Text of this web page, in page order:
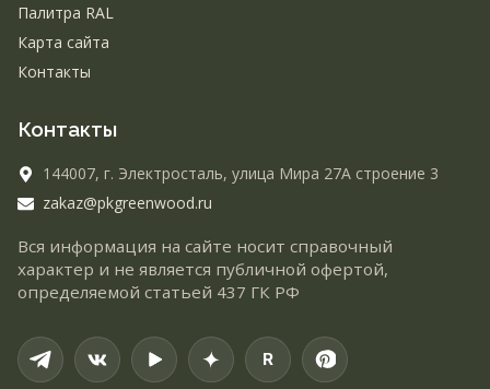
Палитра RAL
Карта сайта
Контакты
Контакты
144007, г. Электросталь, улица Мира 27А строение 3
zakaz@pkgreenwood.ru
Вся информация на сайте носит справочный
характер и не является публичной офертой,
определяемой статьей 437 ГК РФ
R